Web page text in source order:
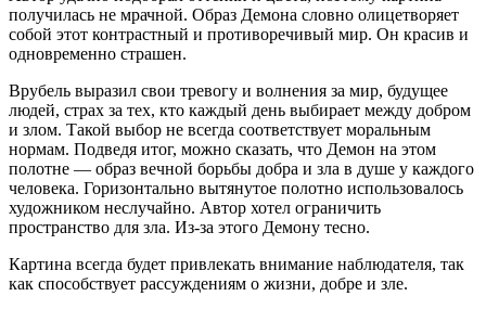
получилась не мрачной. Образ Демона словно олицетворяет
собой этот контрастный и противоречивый мир. Он красив и
одновременно страшен.
Врубель выразил свои тревогу и волнения за мир, будущее
людей, страх за тех, кто каждый день выбирает между добром
и злом. Такой выбор не всегда соответствует моральным
нормам. Подведя итог, можно сказать, что Демон на этом
полотне — образ вечной борьбы добра и зла в душе у каждого
человека. Горизонтально вытянутое полотно использовалось
художником неслучайно. Автор хотел ограничить
пространство для зла. Из-за этого Демону тесно.
Картина всегда будет привлекать внимание наблюдателя, так
как способствует рассуждениям о жизни, добре и зле.